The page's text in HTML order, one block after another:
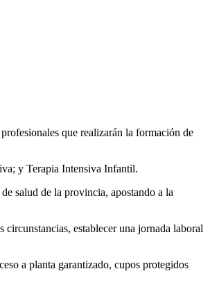
que realizarán la formación de
y Terapia Intensiva Infantil.
salud de la provincia, apostando a la
establecer una jornada laboral
a planta garantizado, cupos protegidos